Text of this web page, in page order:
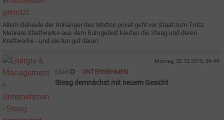
Allem Geheule der Anhänger des Mottos privat geht vor Staat zum Trotz:
Mehrere Stadtwerke aus dem Ruhrgebiet kaufen die Steag und deren
Kraftwerke - und sie tun gut daran.
Montag, 20.12.2010, 09:44
E&M UNTERNEHMEN
Steag demnächst mit neuem Gesicht